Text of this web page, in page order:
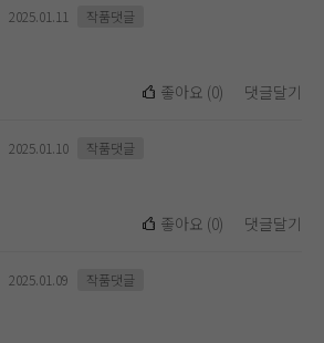
2025.01.11 작품댓글
좋아요 (0) 댓글달기
2025.01.10 작품댓글
좋아요 (0) 댓글달기
2025.01.09 작품댓글